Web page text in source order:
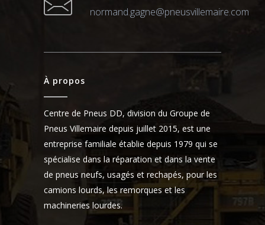
normand.gagne@pneusvillemaire.com
À propos
Centre de Pneus DD, division du Groupe de
Pneus Villemaire depuis juillet 2015, est une
entreprise familiale établie depuis 1979 qui se
spécialise dans la réparation et dans la vente
de pneus neufs, usagés et rechapés, pour les
camions lourds, les remorques et les
machineries lourdes.